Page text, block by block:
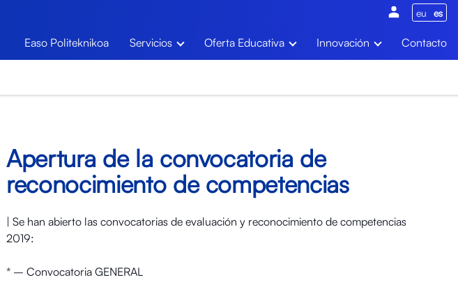
eu es
Easo Politeknikoa Servicios Oferta Educativa Innovación Contacto
Apertura de la convocatoria de
reconocimiento de competencias
| Se han abierto las convocatorias de evaluación y reconocimiento de competencias
2019:
* – Convocatoria GENERAL